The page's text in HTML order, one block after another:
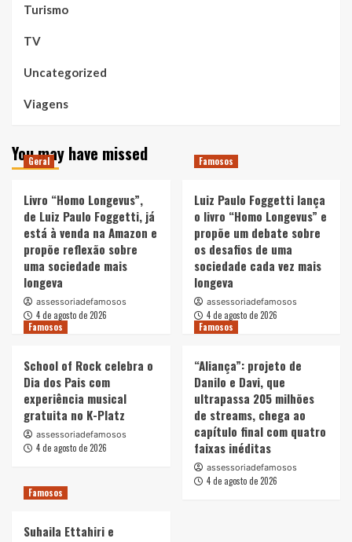
Turismo
TV
Uncategorized
Viagens
You may have missed
Geral
Livro “Homo Longevus”,
de Luiz Paulo Foggetti, já
está à venda na Amazon e
propõe reflexão sobre
uma sociedade mais
longeva
assessoriadefamosos
4 de agosto de 2026
Famosos
Luiz Paulo Foggetti lança
o livro “Homo Longevus” e
propõe um debate sobre
os desafios de uma
sociedade cada vez mais
longeva
assessoriadefamosos
4 de agosto de 2026
Famosos
School of Rock celebra o
Dia dos Pais com
experiência musical
gratuita no K-Platz
assessoriadefamosos
4 de agosto de 2026
Famosos
“Aliança”: projeto de
Danilo e Davi, que
ultrapassa 205 milhões
de streams, chega ao
capítulo final com quatro
faixas inéditas
assessoriadefamosos
4 de agosto de 2026
Famosos
Suhaila Ettahiri e